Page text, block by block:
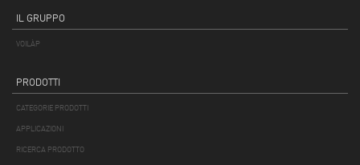
IL GRUPPO
VOILÀP
PRODOTTI
CATEGORIE PRODOTTI
APPLICAZIONI
RICERCA PRODOTTO